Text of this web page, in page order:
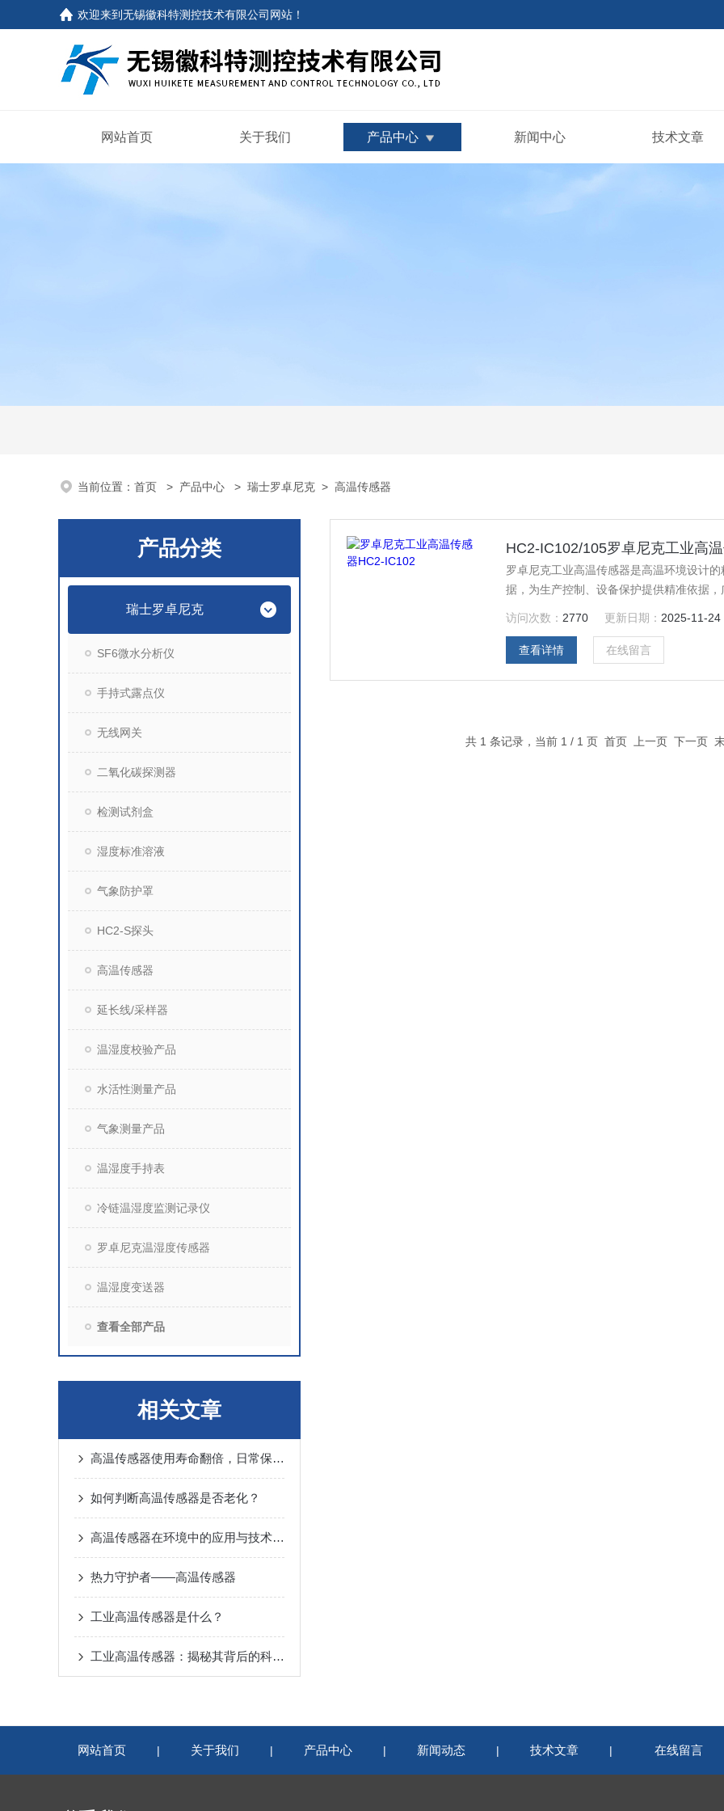
欢迎来到无锡徽科特测控技术有限公司网站 ！
网站首页 关于我们 产品中心 新闻中心 技术文章
当前位置： 首页 > 产品中心 > 瑞士罗卓尼克 > 高温传感器
产品分类
瑞士罗卓尼克
SF6微水分析仪
手持式露点仪
无线网关
二氧化碳探测器
检测试剂盒
湿度标准溶液
气象防护罩
HC2-S探头
高温传感器
延长线/采样器
温湿度校验产品
水活性测量产品
气象测量产品
温湿度手持表
冷链温湿度监测记录仪
罗卓尼克温湿度传感器
温湿度变送器
查看全部产品
相关文章
高温传感器使用寿命翻倍，日常保养与校准技巧汇总
如何判断高温传感器是否老化？
高温传感器在环境中的应用与技术进展
热力守护者——高温传感器
工业高温传感器是什么？
工业高温传感器：揭秘其背后的科学原理
HC2-IC102/105罗卓尼克工业高
罗卓尼克工业高温传感器是高温环境设计
据，为生产控制、设备保护提供精准依据
访问次数： 2770 更新日期： 2025-11-24
查看详情 在线留言
共 1 条记录，当前 1 / 1 页 首页 上一页 下一页
网站首页 | 关于我们 | 产品中心 | 新闻动态 | 技术文章 | 在线留言